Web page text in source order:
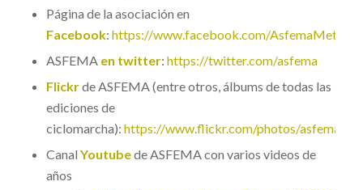
Página de la asociación en
Facebook: https://www.facebook.com/
ASFEMA en twitter: https://twitter.com/asfema
Flickrde ASFEMA (entre otros, álbums de todas las
ediciones de
ciclomarcha): https://www.flickr.com/photos/asfema/
Canal Youtubede ASFEMA con varios videos de
años